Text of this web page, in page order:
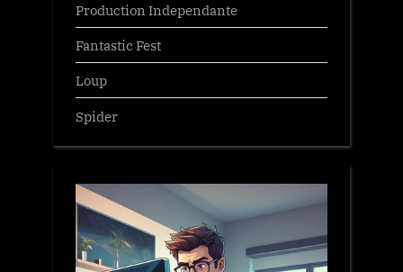
Production Independante
Fantastic Fest
Loup
Spider